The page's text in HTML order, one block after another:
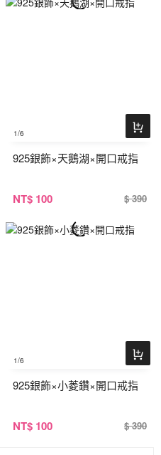
1/6
925銀飾×天鵝湖×開口戒指
NT$ 100 $ 390
1/6
925銀飾×小菱鑽×開口戒指
NT$ 100 $ 390